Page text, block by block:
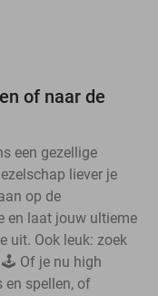
of naar de
een gezellige
liever je
op de
en laat jouw ultieme
uit. Ook leuk: zoek
🕹️ Of je nu high
en spellen, of